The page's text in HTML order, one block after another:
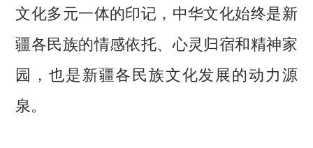
文化多元一体的印记，中华文化始终是新
疆各民族的情感依托、心灵归宿和精神家
园，也是新疆各民族文化发展的动力源
泉。